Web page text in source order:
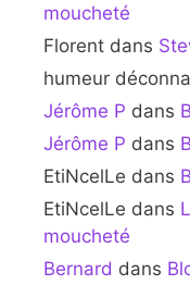
moucheté
Florent dans
humeur
Jérôme P dans
Jérôme P dans
EtiNcelLe dans
EtiNcelLe dans
moucheté
Bernard dans